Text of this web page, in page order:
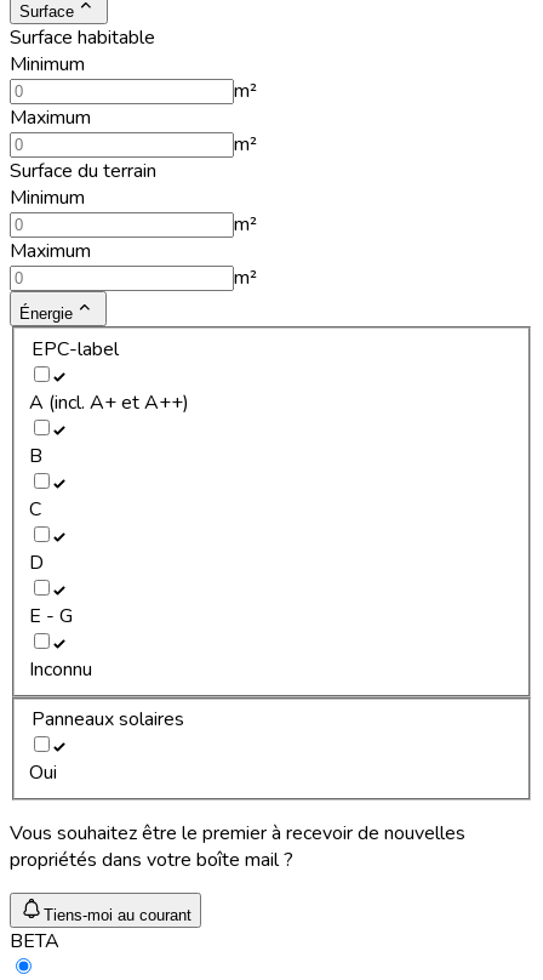
Surface
Surface habitable
Minimum
m²
Maximum
m²
Surface du terrain
Minimum
m²
Maximum
m²
Énergie
EPC-label
A (incl. A+ et A++)
B
C
D
E - G
Inconnu
Panneaux solaires
Oui
Vous souhaitez être le premier à recevoir de nouvelles
propriétés dans votre boîte mail ?
Tiens-moi au courant
BETA